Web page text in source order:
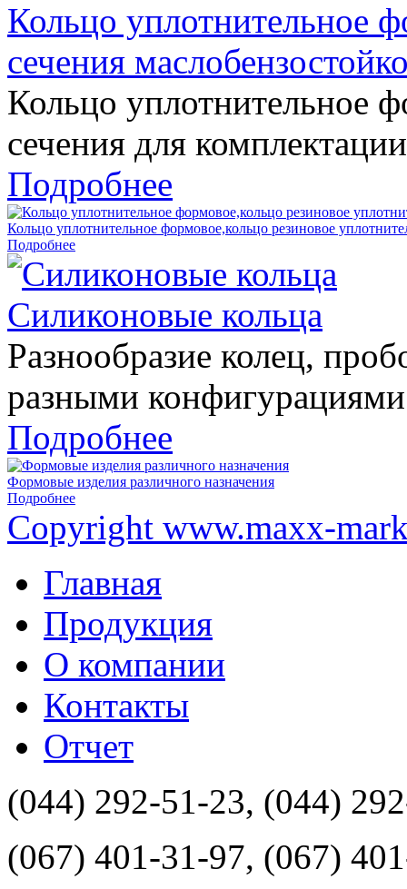
Кольцо уплотнительное
сечения
Кольцо уплотнительное
сечения для
Подробнее
Кольцо уплотнительное формовое,кольцо резиновое
Подробнее
Силиконовые кольца
Разнообразие колец,
разными конфигурациями
Подробнее
Формовые изделия различного назначения
Подробнее
Copyright www.maxx-
Главная
Продукция
О компании
Контакты
Отчет
(044) 292-51-23, (044)
(067) 401-31-97, (067)